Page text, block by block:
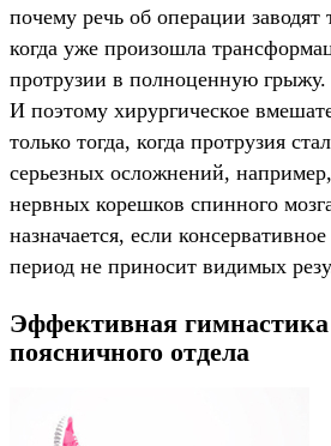
почему речь об операции заводят
когда уже произошла
протрузии в полноценную грыжу.
И поэтому хирургическое
только тогда, когда протрузия
серьезных осложнений,
нервных корешков спинного
назначается, если
период не приносит видимых
Эффективная
поясничного отдела